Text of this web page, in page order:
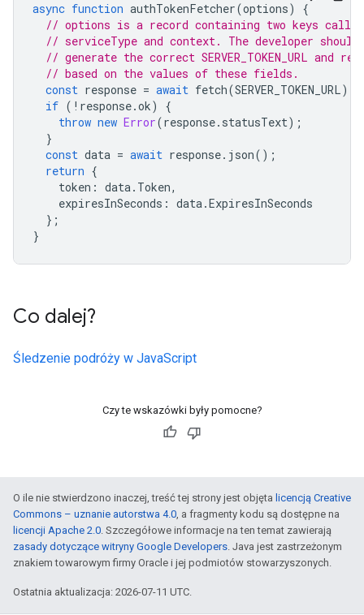
async function authTokenFetcher(options)
{
// options is a record containing two keys called
// serviceType and context. The developer should
// generate the correct SERVER_TOKEN_URL and
// based on the values of these fields.
const response = await fetch(SERVER_TOKEN_URL);
if ( ! response.ok)
{
throw new Error(response. statusText);
}
const data = await response. json();
return {
token : data. Token,
expiresInSeconds : data.ExpiresInSeconds
};
}
Co dalej?
Śledzenie podróży w JavaScript
Czy te wskazówki były pomocne?
O ile nie stwierdzono inaczej, treść tej strony jest objęta licencją Creative
Commons – uznanie autorstwa 4.0, a fragmenty kodu są dostępne na
licencji Apache 2.0. Szczegółowe informacje na ten temat zawierają
zasady dotyczące witryny Google Developers. Java jest zastrzeżonym
znakiem towarowym firmy Oracle i jej podmiotów stowarzyszonych.
Ostatnia aktualizacja: 2026-07-11 UTC.